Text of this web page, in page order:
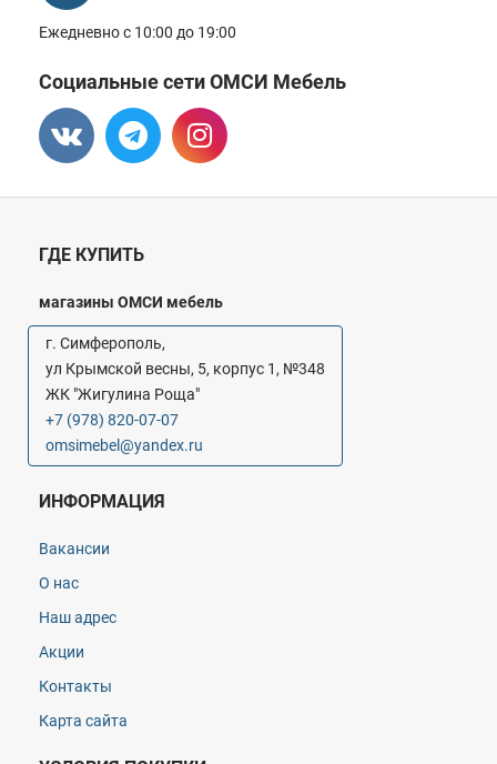
Ежедневно с 10:00 до 19:00
Социальные сети ОМСИ Мебель
ГДЕ КУПИТЬ
магазины ОМСИ мебель
г. Симферополь,
ул Крымской весны, 5, корпус 1, №348
ЖК "Жигулина Роща"
+7 (978) 820-07-07
omsimebel@yandex.ru
ИНФОРМАЦИЯ
Вакансии
О нас
Наш адрес
Акции
Контакты
Карта сайта